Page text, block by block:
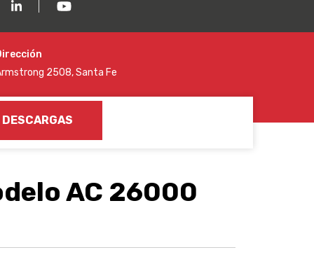
2508, Santa Fe
DESCARGAS
AC 26000